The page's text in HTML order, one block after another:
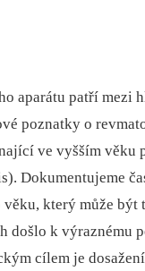
aparátu patří
poznatky o
ve vyšším věku
Dokumentujeme
věku, který může
došlo k výraznému
cílem je